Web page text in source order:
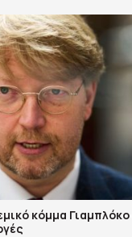
κόμμα Γιαμπλόκο